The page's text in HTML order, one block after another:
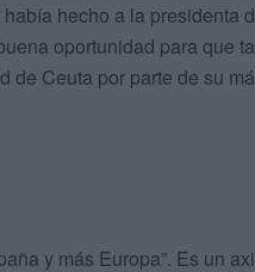
hecho a la presidenta
oportunidad para que
de Ceuta por parte de su
y más Europa”. Es un